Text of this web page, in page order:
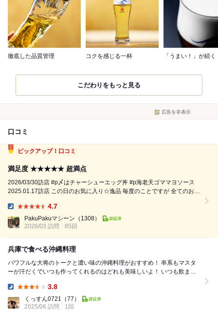
徹底した品質管理 コクを感じる一杯 「うまい！」が続く
こだわりをもっと見る
広告を非表示
口コミ
ピックアップ！口コミ
満足度 ★★★★★ 超満点
2026/03/30訪店 #p〆はチャーシューエッグ丼 #p海老天ゴママヨソース
2025.01.17訪店 この日のお気に入り☆逸品 毎度のことですが 全てのお料
いお料理 ばかりです‼︎ ...
4.7
PakuPakuマシーン （1308）
2026/03 訪問
85回
兵庫で食べる沖縄料理
パワフルな大将のトークと濃い味の沖縄料理がおすすめ！ 串系もマスタ
ーが汗だくでいつも作ってくれるのはどれも美味しいよ！ いつも飲まな
3.8
くっすん0721 （77）
2025/06 訪問
1回